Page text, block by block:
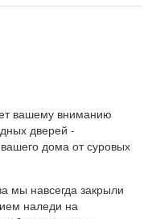
вашему вниманию
дверей -
дома от суровых
мы навсегда закрыли
наледи на